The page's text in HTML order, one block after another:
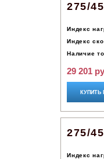
275/
Индекс
Индекс
Наличие
29 201
КУПИТЬ
275/
Индекс